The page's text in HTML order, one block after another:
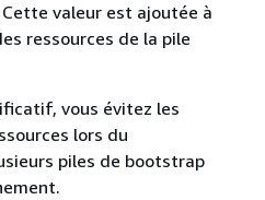
valeur est ajoutée à
ressources de la pile
vous évitez les
lors du
piles de bootstrap